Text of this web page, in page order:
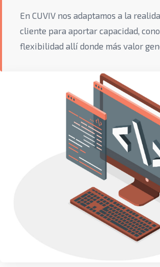
En CUVIV nos adaptamos a la
cliente para aportar capacidad,
flexibilidad allí donde más valor